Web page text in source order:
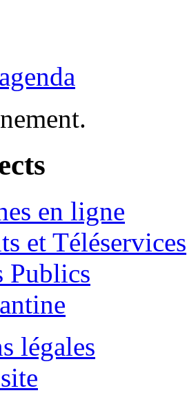
en ligne
et Téléservices
Publics
légales